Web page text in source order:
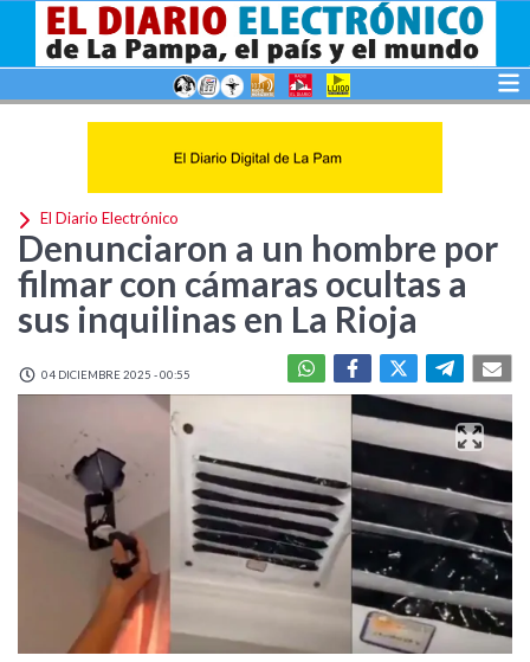
El Diario Electrónico
Denunciaron a un hombre por
filmar con cámaras ocultas a
sus inquilinas en La Rioja
04 DICIEMBRE 2025 - 00:55